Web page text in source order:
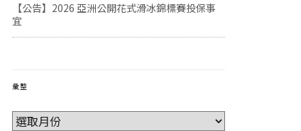
【公告】2026 亞洲公開花式滑冰錦標賽投保事
宜
彙整